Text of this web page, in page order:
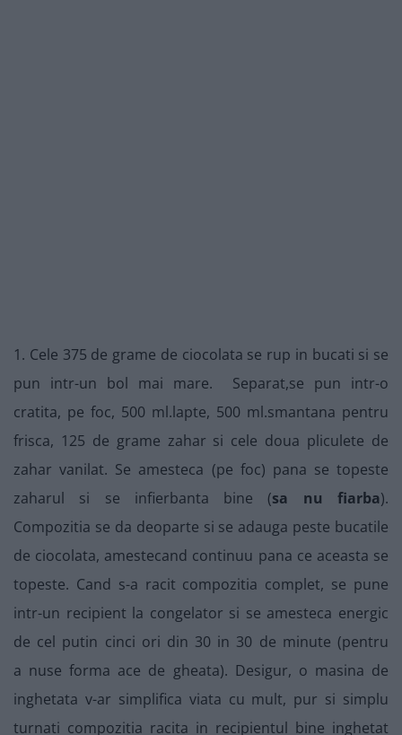
1. Cele 375 de grame de ciocolata se rup in bucati si se
pun intr-un bol mai mare. Separat,se pun intr-o
cratita, pe foc, 500 ml.lapte, 500 ml.smantana pentru
frisca, 125 de grame zahar si cele doua pliculete de
zahar vanilat. Se amesteca (pe foc) pana se topeste
zaharul si se infierbanta bine (sa nu fiarba).
Compozitia se da deoparte si se adauga peste bucatile
de ciocolata, amestecand continuu pana ce aceasta se
topeste. Cand s-a racit compozitia complet, se pune
intr-un recipient la congelator si se amesteca energic
de cel putin cinci ori din 30 in 30 de minute (pentru
a nuse forma ace de gheata). Desigur, o masina de
inghetata v-ar simplifica viata cu mult, pur si simplu
turnati compozitia racita in recipientul bine inghetat